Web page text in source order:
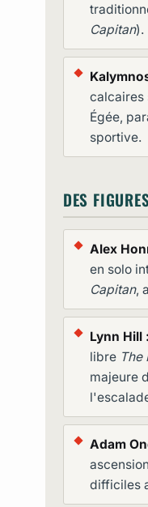
Capitan).
calcaires
Égée,
sportive.
DES
Alex
en solo
Capitan,
Lynn Hill :
libre The
majeure
Adam
difficiles